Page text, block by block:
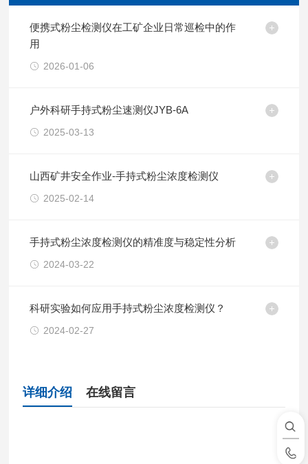
便携式粉尘检测仪在工矿企业日常巡检中的作
用
2026-01-06
户外科研手持式粉尘速测仪JYB-6A
2025-03-13
山西矿井安全作业-手持式粉尘浓度检测仪
2025-02-14
手持式粉尘浓度检测仪的精准度与稳定性分析
2024-03-22
科研实验如何应用手持式粉尘浓度检测仪？
2024-02-27
详细介绍 在线留言